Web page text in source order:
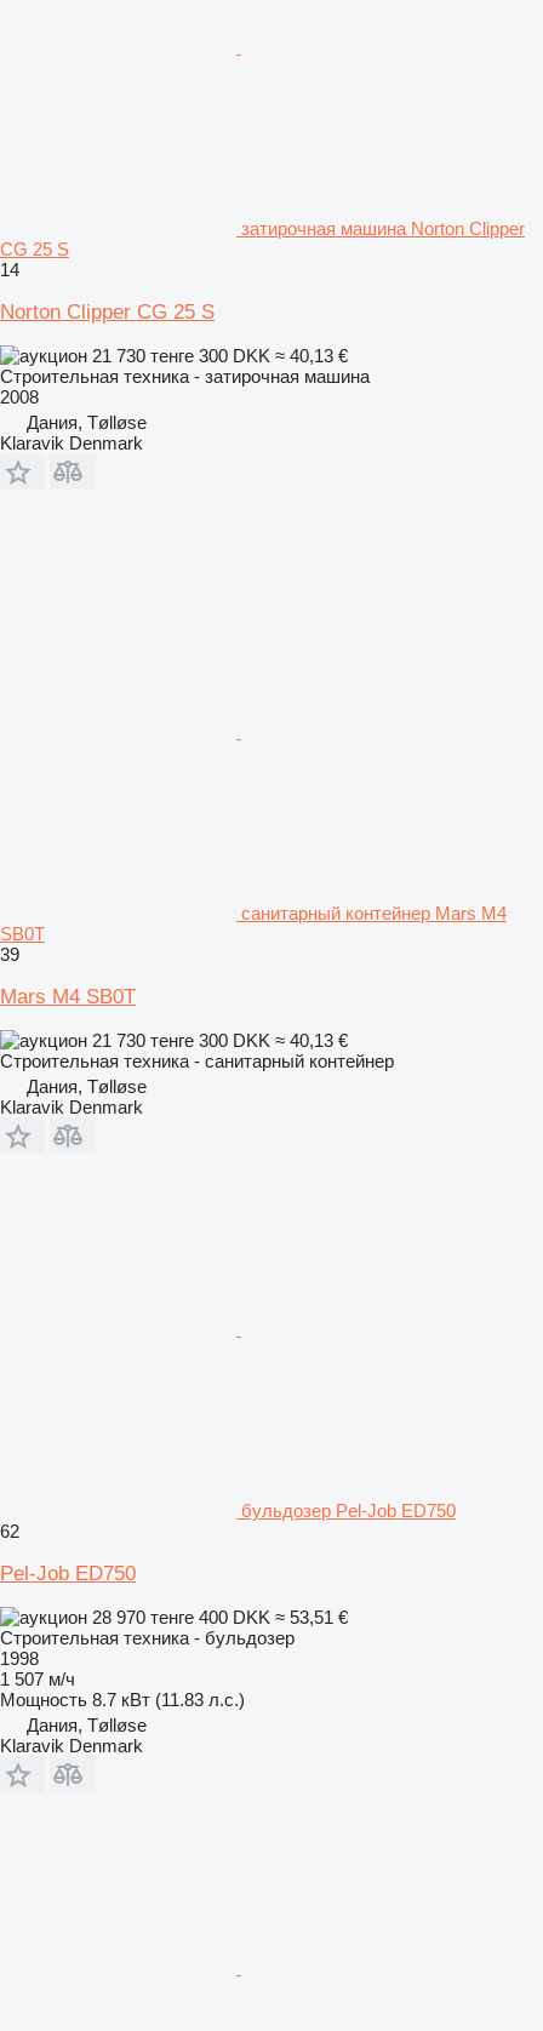
затирочная машина Norton Clipper
CG 25 S
14
Norton Clipper CG 25 S
21 730 тенге 300 DKK ≈ 40,13 €
Строительная техника - затирочная машина
2008
Дания, Tølløse
Klaravik Denmark
санитарный контейнер Mars M4
SB0T
39
Mars M4 SB0T
21 730 тенге 300 DKK ≈ 40,13 €
Строительная техника - санитарный контейнер
Дания, Tølløse
Klaravik Denmark
бульдозер Pel-Job ED750
62
Pel-Job ED750
28 970 тенге 400 DKK ≈ 53,51 €
Строительная техника - бульдозер
1998
1 507 м/ч
Мощность 8.7 кВт (11.83 л.с.)
Дания, Tølløse
Klaravik Denmark